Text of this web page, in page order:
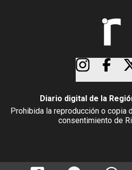
Diario digital de la
Prohibida la reproducción o copia
consentimiento de